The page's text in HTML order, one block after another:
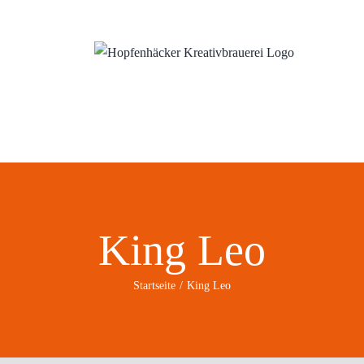
King Leo
Startseite King Leo